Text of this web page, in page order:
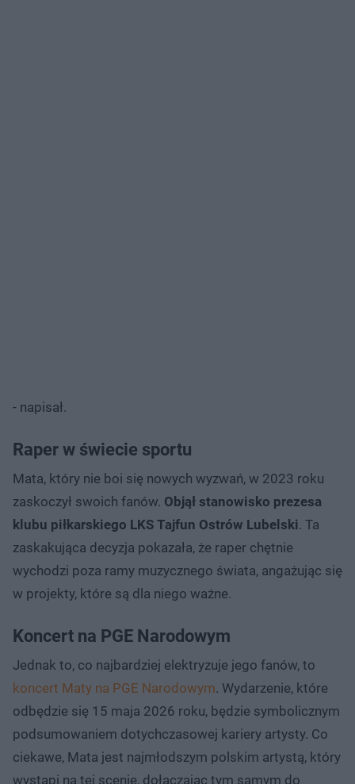
- napisał.
Raper w świecie sportu
Mata, który nie boi się nowych wyzwań, w 2023 roku
zaskoczył swoich fanów. Objął stanowisko prezesa
klubu piłkarskiego LKS Tajfun Ostrów Lubelski. Ta
zaskakująca decyzja pokazała, że raper chętnie
wychodzi poza ramy muzycznego świata, angażując się
w projekty, które są dla niego ważne.
Koncert na PGE Narodowym
Jednak to, co najbardziej elektryzuje jego fanów, to
koncert Maty na PGE Narodowym. Wydarzenie, które
odbędzie się 15 maja 2026 roku, będzie symbolicznym
podsumowaniem dotychczasowej kariery artysty. Co
ciekawe, Mata jest najmłodszym polskim artystą, który
wystąpi na tej scenie, dołączając tym samym do